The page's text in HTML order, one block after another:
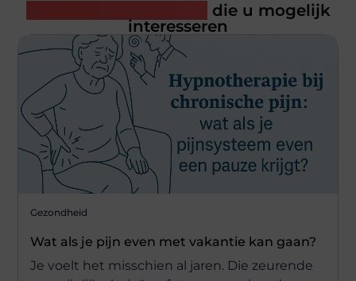
die u mogelijk
interesseren
Gezondheid
Wat als je pijn even met vakantie kan gaan?
Je voelt het misschien al jaren. Die zeurende